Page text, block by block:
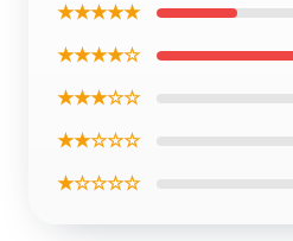
★★★★★
★★★★☆
★★★☆☆
★★☆☆☆
★☆☆☆☆